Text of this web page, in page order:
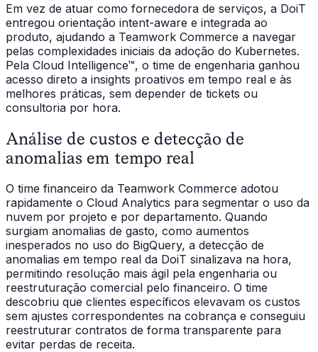
Em vez de atuar como fornecedora de serviços, a DoiT
entregou orientação intent-aware e integrada ao
produto, ajudando a Teamwork Commerce a navegar
pelas complexidades iniciais da adoção do Kubernetes.
Pela Cloud Intelligence™, o time de engenharia ganhou
acesso direto a insights proativos em tempo real e às
melhores práticas, sem depender de tickets ou
consultoria por hora.
Análise de custos e detecção de
anomalias em tempo real
O time financeiro da Teamwork Commerce adotou
rapidamente o Cloud Analytics para segmentar o uso da
nuvem por projeto e por departamento. Quando
surgiam anomalias de gasto, como aumentos
inesperados no uso do BigQuery, a detecção de
anomalias em tempo real da DoiT sinalizava na hora,
permitindo resolução mais ágil pela engenharia ou
reestruturação comercial pelo financeiro. O time
descobriu que clientes específicos elevavam os custos
sem ajustes correspondentes na cobrança e conseguiu
reestruturar contratos de forma transparente para
evitar perdas de receita.